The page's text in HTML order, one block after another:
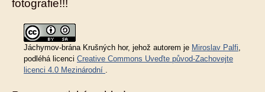
fotografie!!!
Jáchymov-brána Krušných hor, jehož autorem je Miroslav Palfi,
podléhá licenci Creative Commons Uveďte původ-Zachovejte
licenci 4.0 Mezinárodní .